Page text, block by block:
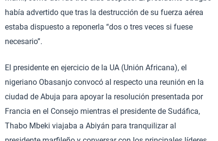
había advertido que tras la destrucción de su fuerza aérea
estaba dispuesto a reponerla “dos o tres veces si fuese
necesario”.
El presidente en ejercicio de la UA (Unión Africana), el
nigeriano Obasanjo convocó al respecto una reunión en la
ciudad de Abuja para apoyar la resolución presentada por
Francia en el Consejo mientras el presidente de Sudáfica,
Thabo Mbeki viajaba a Abiyán para tranquilizar al